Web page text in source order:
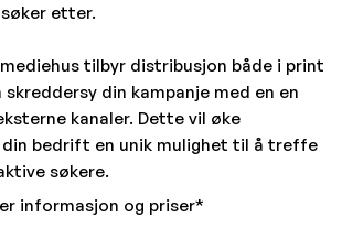
etter.
tilbyr distribusjon både i print
din kampanje med en en
kanaler. Dette vil øke
din bedrift en unik mulighet til å treffe
søkere.
informasjon og priser*